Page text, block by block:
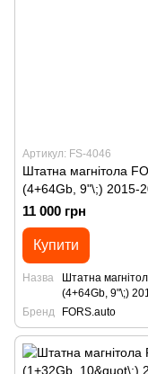
Артикул: FS-4046
Штатна магнітола
(4+64Gb, 9"\;) 2015-
11 000 грн
Купити
Назва
Штатна
(4+64Gb, 9"\;)
Бренд
FORS.auto